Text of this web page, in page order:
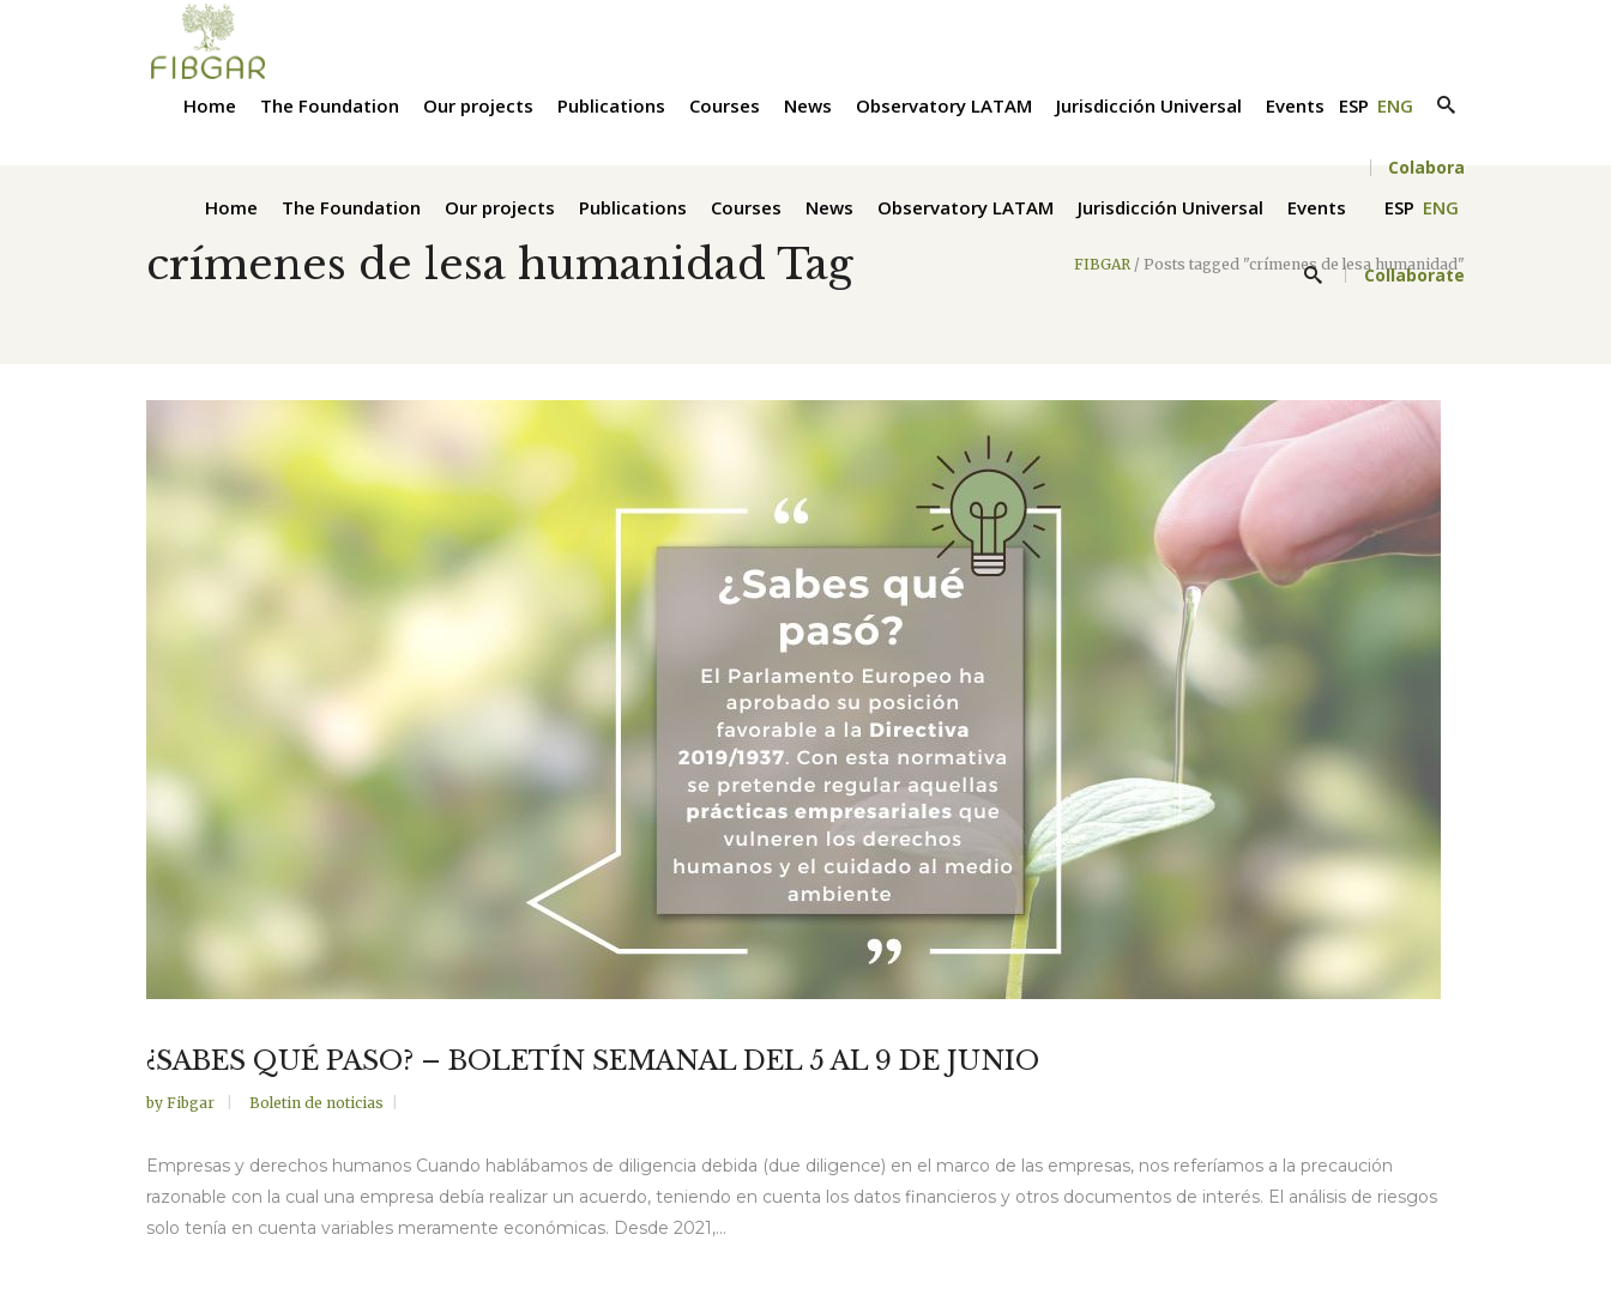
Home The Foundation Our projects Publications Courses News Observatory LATAM Jurisdicción Universal Events ESP ENG
Collaborate
Home The Foundation Our projects Publications Courses News Observatory LATAM Jurisdicción Universal Events ESP ENG
Colabora
crímenes de lesa humanidad Tag FIBGAR / Posts tagged "crímenes de lesa humanidad"
¿SABES QUÉ PASO? – BOLETÍN SEMANAL DEL 5 AL 9 DE JUNIO
by Fibgar Boletin de noticias
Empresas y derechos humanos Cuando hablábamos de diligencia debida (due diligence) en el marco de las empresas, nos referíamos a la precaución
razonable con la cual una empresa debía realizar un acuerdo, teniendo en cuenta los datos financieros y otros documentos de interés. El análisis de riesgos
solo tenía en cuenta variables meramente económicas. Desde 2021,...